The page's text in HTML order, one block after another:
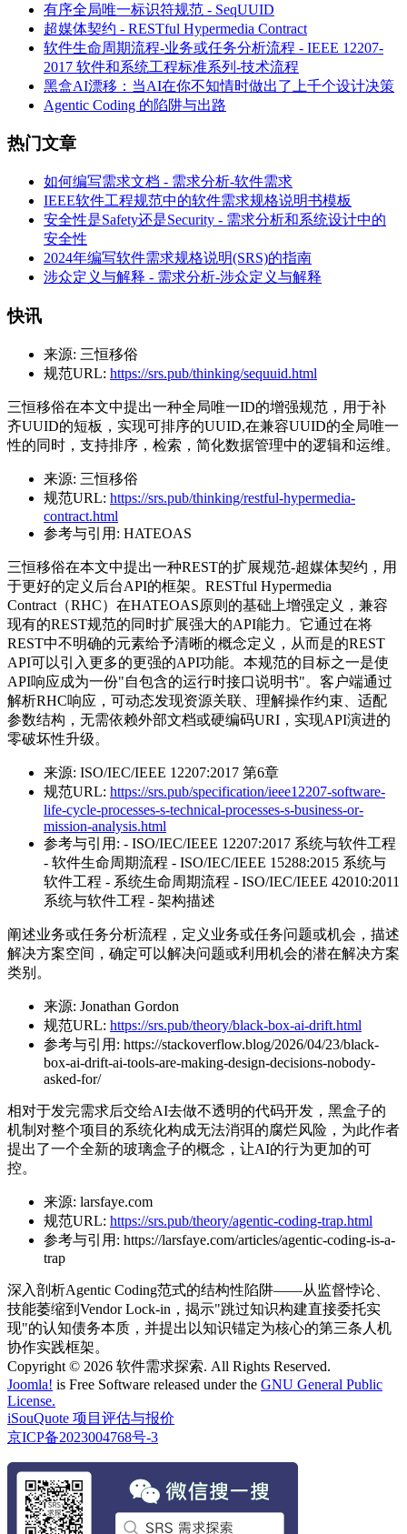
有序全局唯一标识符规范 - SeqUUID
超媒体契约 - RESTful Hypermedia Contract
软件生命周期流程-业务或任务分析流程 - IEEE 12207-
2017 软件和系统工程标准系列-技术流程
黑盒AI漂移：当AI在你不知情时做出了上千个设计决策
Agentic Coding 的陷阱与出路
热门文章
如何编写需求文档 - 需求分析-软件需求
IEEE软件工程规范中的软件需求规格说明书模板
安全性是Safety还是Security - 需求分析和系统设计中的
安全性
2024年编写软件需求规格说明(SRS)的指南
涉众定义与解释 - 需求分析-涉众定义与解释
快讯
来源: 三恒移俗
规范URL: https://srs.pub/thinking/sequuid.html
三恒移俗在本文中提出一种全局唯一ID的增强规范，用于补
齐UUID的短板，实现可排序的UUID,在兼容UUID的全局唯一
性的同时，支持排序，检索，简化数据管理中的逻辑和运维。
来源: 三恒移俗
规范URL: https://srs.pub/thinking/restful-hypermedia-
contract.html
参考与引用: HATEOAS
三恒移俗在本文中提出一种REST的扩展规范-超媒体契约，用
于更好的定义后台API的框架。RESTful Hypermedia
Contract（RHC）在HATEOAS原则的基础上增强定义，兼容
现有的REST规范的同时扩展强大的API能力。它通过在将
REST中不明确的元素给予清晰的概念定义，从而是的REST
API可以引入更多的更强的API功能。本规范的目标之一是使
API响应成为一份"自包含的运行时接口说明书"。客户端通过
解析RHC响应，可动态发现资源关联、理解操作约束、适配
参数结构，无需依赖外部文档或硬编码URI，实现API演进的
零破坏性升级。
来源: ISO/IEC/IEEE 12207:2017 第6章
规范URL: https://srs.pub/specification/ieee12207-software-
life-cycle-processes-s-technical-processes-s-business-or-
mission-analysis.html
参考与引用: - ISO/IEC/IEEE 12207:2017 系统与软件工程
- 软件生命周期流程 - ISO/IEC/IEEE 15288:2015 系统与
软件工程 - 系统生命周期流程 - ISO/IEC/IEEE 42010:2011
系统与软件工程 - 架构描述
阐述业务或任务分析流程，定义业务或任务问题或机会，描述
解决方案空间，确定可以解决问题或利用机会的潜在解决方案
类别。
来源: Jonathan Gordon
规范URL: https://srs.pub/theory/black-box-ai-drift.html
参考与引用: https://stackoverflow.blog/2026/04/23/black-
box-ai-drift-ai-tools-are-making-design-decisions-nobody-
asked-for/
相对于发完需求后交给AI去做不透明的代码开发，黑盒子的
机制对整个项目的系统化构成无法消弭的腐烂风险，为此作者
提出了一个全新的玻璃盒子的概念，让AI的行为更加的可
控。
来源: larsfaye.com
规范URL: https://srs.pub/theory/agentic-coding-trap.html
参考与引用: https://larsfaye.com/articles/agentic-coding-is-a-
trap
深入剖析Agentic Coding范式的结构性陷阱——从监督悖论、
技能萎缩到Vendor Lock-in，揭示"跳过知识构建直接委托实
现"的认知债务本质，并提出以知识锚定为核心的第三条人机
协作实践框架。
Copyright © 2026 软件需求探索. All Rights Reserved.
Joomla! is Free Software released under the GNU General Public
License.
iSouQuote 项目评估与报价
京ICP备2023004768号-3